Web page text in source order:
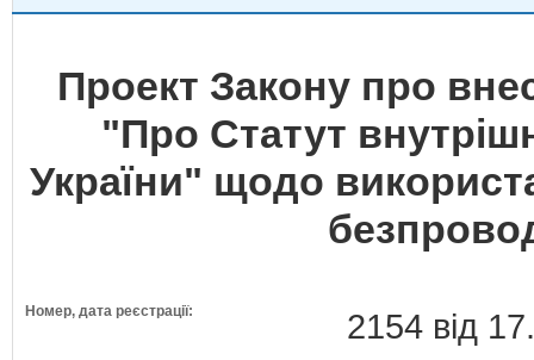
Проект Закону про
"Про Статут
України" щодо
Номер, дата реєстрації: 2154 від